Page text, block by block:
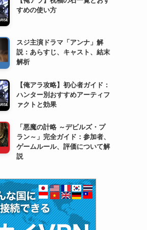
すめの使い方
スジ主演ドラマ「アンナ」解
説：あらすじ、キャスト、結末
解析
【俺アラ攻略】初心者ガイド：
ハンター別おすすめアーティフ
ァクトと効果
「悪魔の計略 ～デビルズ・プ
ラン～」完全ガイド：参加者、
ゲームルール、評価について解
説